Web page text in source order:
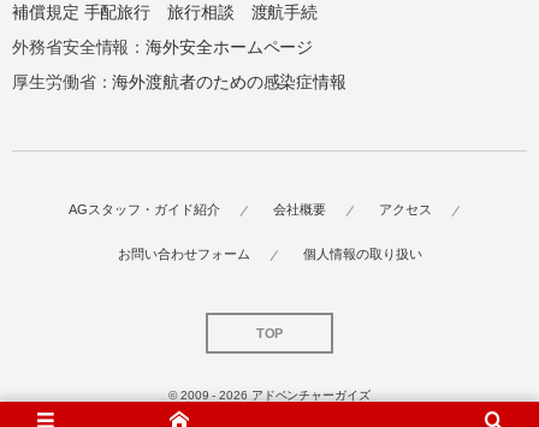
補償規定 手配旅行 旅行相談
渡航手続
外務省安全情報：海外安全ホームページ
厚生労働省：海外渡航者のための感染症情報
AGスタッフ・ガイド紹介 会社概要 アクセス
お問い合わせフォーム 個人情報の取り扱い
TOP
© 2009 - 2026 アドベンチャーガイズ